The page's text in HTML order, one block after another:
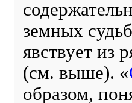
земных
явствует из
(см. выше). «
образом,